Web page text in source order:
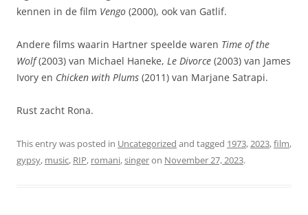
kennen in de film Vengo (2000), ook van Gatlif.
Andere films waarin Hartner speelde waren Time of the
Wolf(2003) van Michael Haneke, Le Divorce (2003) van James
Ivory en Chicken with Plums (2011) van Marjane Satrapi.
Rust zacht Rona.
This entry was posted in Uncategorized and tagged 1973,2023,film,
gypsy, music, RIP, romani,singeron November 27, 2023.